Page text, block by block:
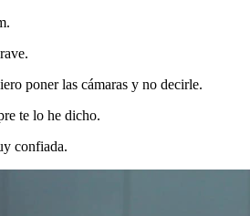
poner las cámaras y no decirle.
te lo he dicho.
confiada.